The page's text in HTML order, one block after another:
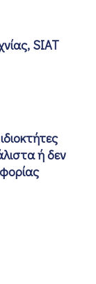
SIAT
ή δεν